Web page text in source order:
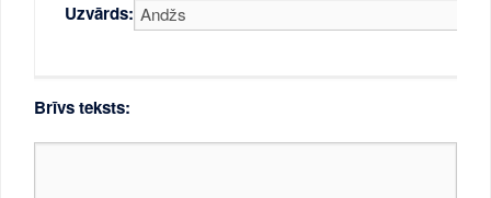
Uzvārds:
Brīvs teksts: